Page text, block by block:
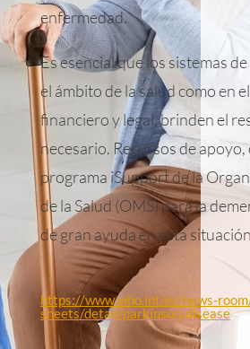
enfermedad.
Es esencial que los sistemas
el ámbito de la salud como en
financiero y legal, brinden el
necesario. Recursos de apoyo,
programa iSupport de la
de la Salud (OMS) para la
de gran ayuda en esta
https://www.who.int/es/news-
sheets/detail/parkinson-disease